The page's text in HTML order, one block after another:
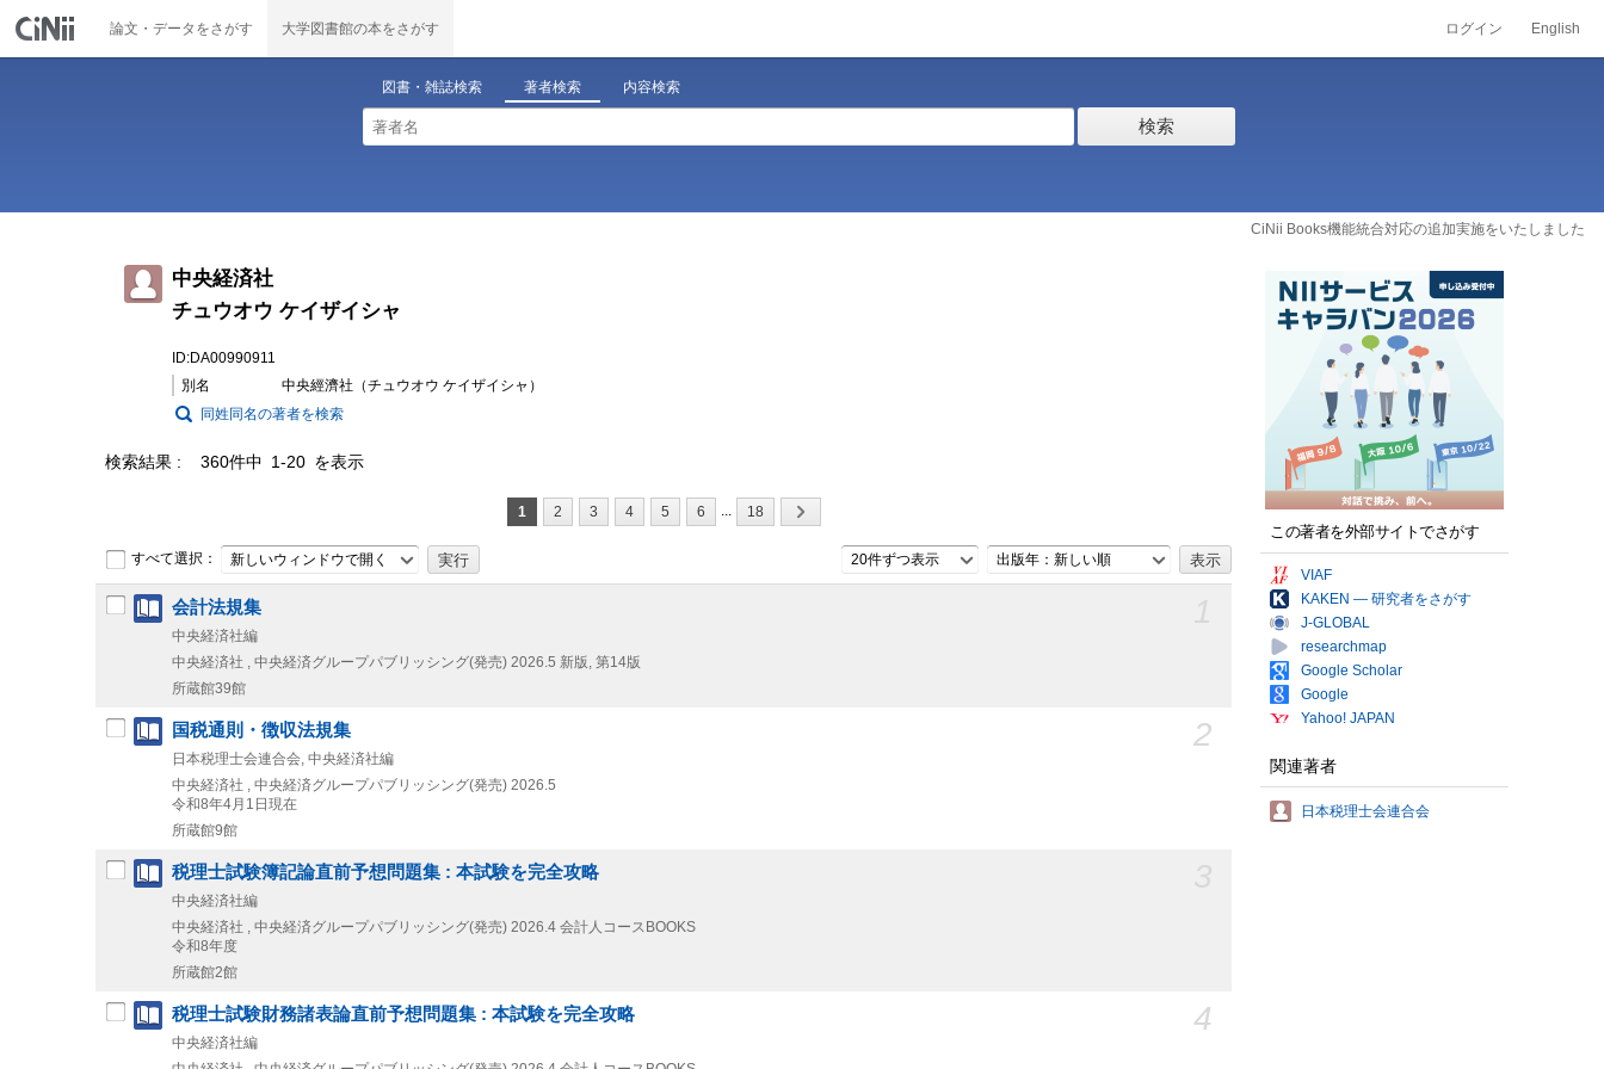
論文・データをさがす 大学図書館の本をさがす ログイン English
図書・雑誌検索 著者検索 内容検索
検索
CiNii Books機能統合対応の追加実施をいたしました
中央経済社
チュウオウ ケイザイシャ
ID:DA00990911
別名
中央經濟社（チュウオウ ケイザイシャ）
同姓同名の著者を検索
検索結果 360件中 1-20 を表示
1 2 3 4 5 6 ... 18
すべて選択： 新しいウィンドウで開く 20件ずつ表示 出版年：新しい順
会計法規集
中央経済社編
中央経済社 , 中央経済グループパブリッシング(発売) 2026.5 新版, 第14版
所蔵館39館
2
国税通則・徴収法規集
日本税理士会連合会, 中央経済社編
中央経済社 , 中央経済グループパブリッシング(発売) 2026.5
令和8年4月1日現在
所蔵館9館
税理士試験簿記論直前予想問題集 : 本試験を完全攻略
中央経済社編
中央経済社 , 中央経済グループパブリッシング(発売) 2026.4 会計人コースBOOKS
令和8年度
所蔵館2館
4
税理士試験財務諸表論直前予想問題集 : 本試験を完全攻略
中央経済社編
この著者を外部サイトでさがす
VIAF
KAKEN — 研究者をさがす
J-GLOBAL
researchmap
Google Scholar
Google
Yahoo! JAPAN
関連著者
日本税理士会連合会